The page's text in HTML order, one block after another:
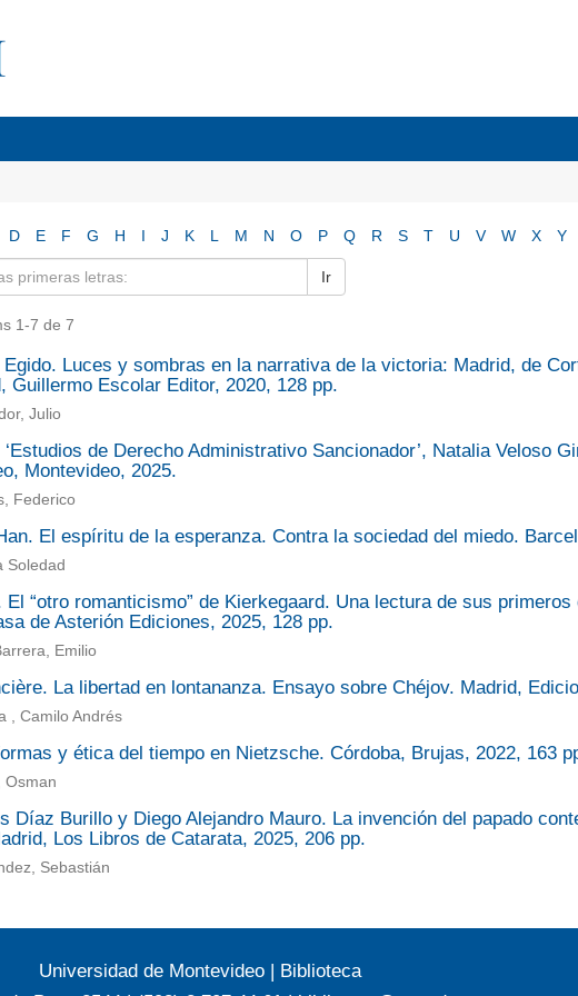
D E F G H I J K L M N O P Q R S T U V W X Y
Ir
1-7 de 7
Luces y sombras en la narrativa de la victoria: Madrid, de
Guillermo Escolar Editor, 2020, 128 pp.
Julio
de Derecho Administrativo Sancionador’, Natalia Veloso
Montevideo, 2025.
Federico
El espíritu de la esperanza. Contra la sociedad del miedo.
Soledad
El “otro romanticismo” de Kierkegaard. Una lectura de sus
de Asterión Ediciones, 2025, 128 pp.
Emilio
La libertad en lontananza. Ensayo sobre Chéjov. Madrid,
, Camilo Andrés
y ética del tiempo en Nietzsche. Córdoba, Brujas, 2022, 163
Osman
Díaz Burillo y Diego Alejandro Mauro. La invención del papado
Los Libros de Catarata, 2025, 206 pp.
Sebastián
Universidad de Montevideo | Biblioteca